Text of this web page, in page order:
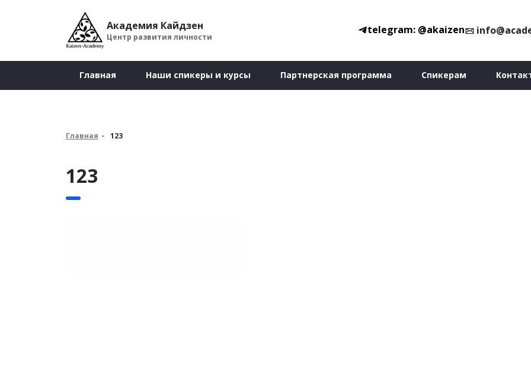
Академия Кайдзен
Центр развития личности
telegram: @akaizen
Главная Наши спикеры и курсы Партнерская программа Спикерам
Главная 123
123